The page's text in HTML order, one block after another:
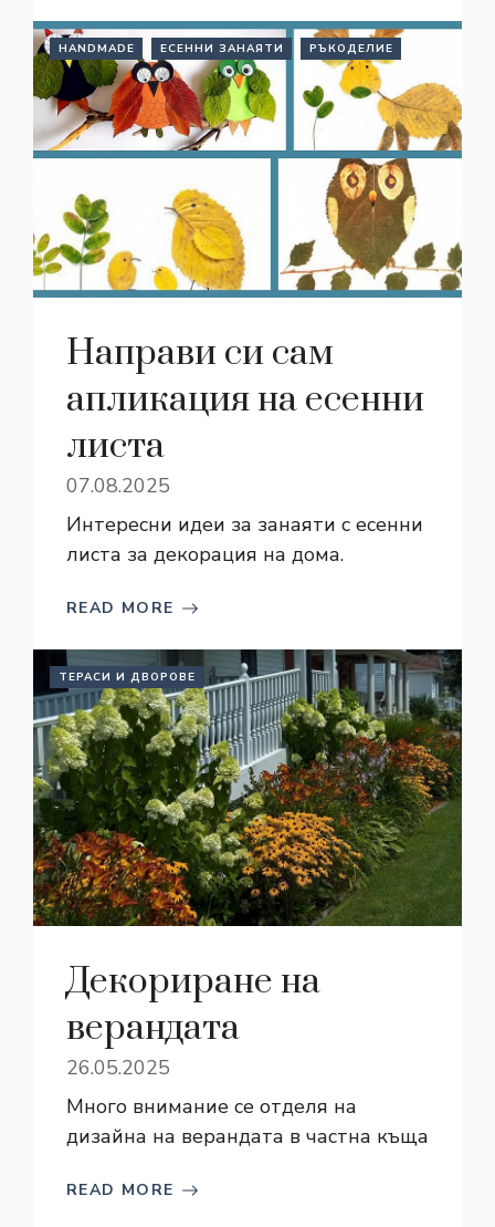
HANDMADE ЕСЕННИ ЗАНАЯТИ РЪКОДЕЛИЕ
Направи си сам
апликация на есенни
листа
07.08.2025
Интересни идеи за занаяти с есенни
листа за декорация на дома.
READ MORE
ТЕРАСИ И ДВОРОВЕ
Декориране на
верандата
26.05.2025
Много внимание се отделя на
дизайна на верандата в частна къща
READ MORE